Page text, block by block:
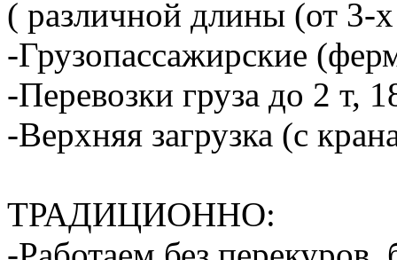
( различной длины (от 3-
-Грузопассажирские
-Перевозки груза до 2 т,
-Верхняя загрузка (с
ТРАДИЦИОННО: